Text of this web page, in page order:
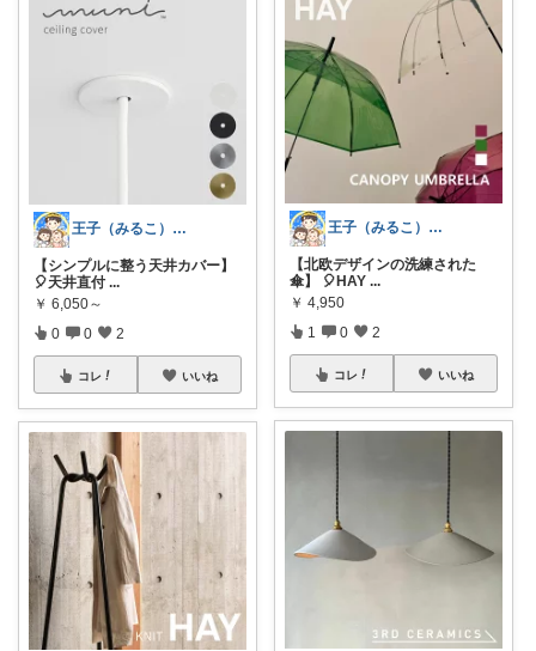
王子（みるこ）👑便利グッズ×QOL向上
【シンプルに整う天井カバー】
🎈天井直付 ...
￥ 6,050～
0 0 2
コレ いいね
王子（みるこ）👑便利グッズ×QOL向上
【北欧デザインの洗練された
傘】 🎈HAY ...
￥ 4,950
1 0 2
コレ いいね